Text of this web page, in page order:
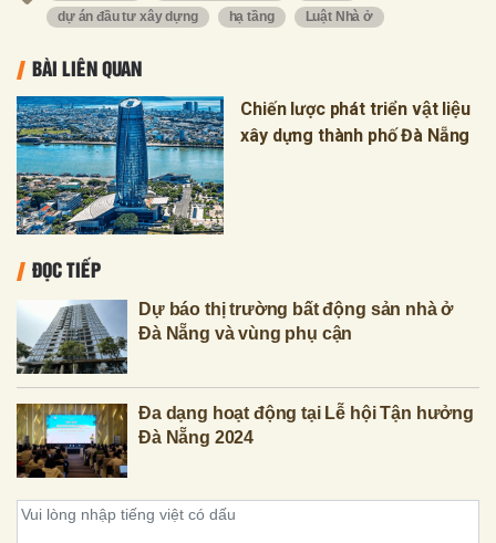
dự án đầu tư xây dựng
hạ tầng Luật Nhà ở
BÀI LIÊN QUAN
Chiến lược phát triển vật liệu
xây dựng thành phố Đà Nẵng
ĐỌC TIẾP
Dự báo thị trường bất động sản nhà ở
Đà Nẵng và vùng phụ cận
Đa dạng hoạt động tại Lễ hội Tận hưởng
Đà Nẵng 2024